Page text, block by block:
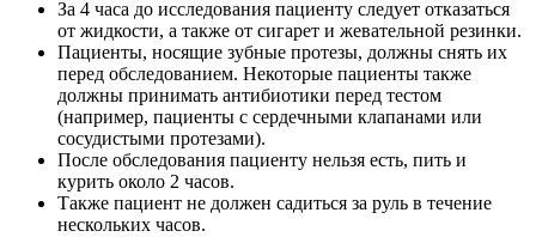
За 4 часа до исследования пациенту следует отказаться
от жидкости, а также от сигарет и жевательной резинки.
Пациенты, носящие зубные протезы, должны снять их
перед обследованием. Некоторые пациенты также
должны принимать антибиотики перед тестом
(например, пациенты с сердечными клапанами или
сосудистыми протезами).
После обследования пациенту нельзя есть, пить и
курить около 2 часов.
Также пациент не должен садиться за руль в течение
нескольких часов.